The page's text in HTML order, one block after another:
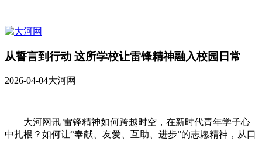
从誓言到行动 这所学校让雷锋精神融入校园日常
2026-04-04大河网
大河网讯 雷锋精神如何跨越时空，在新时代青年学子心
中扎根？如何让“奉献、友爱、互助、进步”的志愿精神，从口